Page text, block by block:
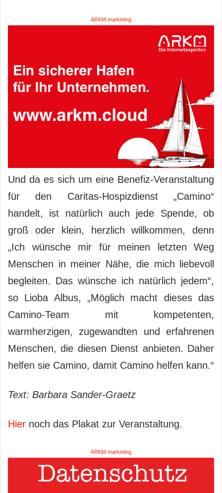
ARKM.marketing
Und da es sich um eine Benefiz-Veranstaltung
für den Caritas-Hospizdienst „Camino“
handelt, ist natürlich auch jede Spende, ob
groß oder klein, herzlich willkommen, denn
„Ich wünsche mir für meinen letzten Weg
Menschen in meiner Nähe, die mich liebevoll
begleiten. Das wünsche ich natürlich jedem“,
so Lioba Albus, „Möglich macht dieses das
Camino-Team mit kompetenten,
warmherzigen, zugewandten und erfahrenen
Menschen, die diesen Dienst anbieten. Daher
helfen sie Camino, damit Camino helfen kann.“
Text: Barbara Sander-Graetz
Hier noch das Plakat zur Veranstaltung.
ARKM.marketing